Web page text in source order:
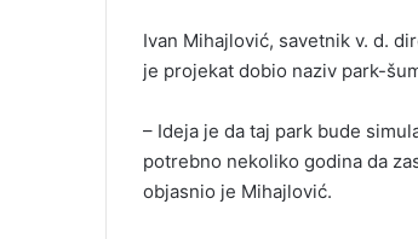
Ivan Mihajlović, savetnik v. d.
je projekat dobio naziv park-
– Ideja je da taj park bude
potrebno nekoliko godina da
objasnio je Mihajlović.